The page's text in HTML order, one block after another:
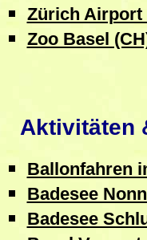
Zürich Airport
Zoo Basel
Aktivitäten
Ballonfahren
Badesee
Badesee